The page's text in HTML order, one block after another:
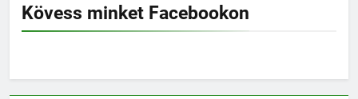
Kövess minket Facebookon